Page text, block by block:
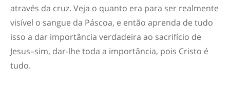
através da cruz. Veja o quanto era para ser realmente
visível o sangue da Páscoa, e então aprenda de tudo
isso a dar importância verdadeira ao sacrifício de
Jesus–sim, dar-lhe toda a importância, pois Cristo é
tudo.